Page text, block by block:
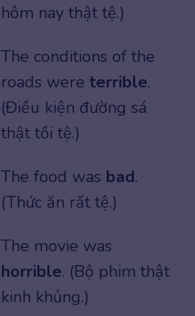
hôm nay thật tệ.)
The conditions of the
roads were terrible.
(Điều kiện đường sá
thật tồi tệ.)
The food was bad.
(Thức ăn rất tệ.)
The movie was
horrible. (Bộ phim thật
kinh khủng.)